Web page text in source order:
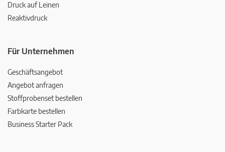
Druck auf Leinen
Reaktivdruck
Für Unternehmen
Geschäftsangebot
Angebot anfragen
Stoffprobenset bestellen
Farbkarte bestellen
Business Starter Pack